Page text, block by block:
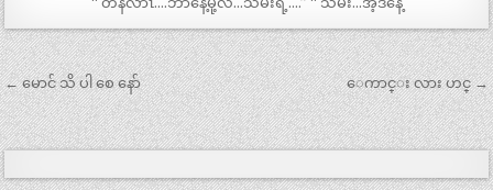
Post
navigation
← မောင် သိ ပါ စေ နော် ေကာင္း လား ဟင္ →